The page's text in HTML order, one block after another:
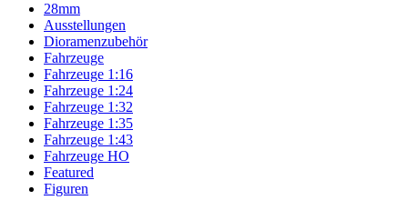
28mm
Ausstellungen
Dioramenzubehör
Fahrzeuge
Fahrzeuge 1:16
Fahrzeuge 1:24
Fahrzeuge 1:32
Fahrzeuge 1:35
Fahrzeuge 1:43
Fahrzeuge HO
Featured
Figuren